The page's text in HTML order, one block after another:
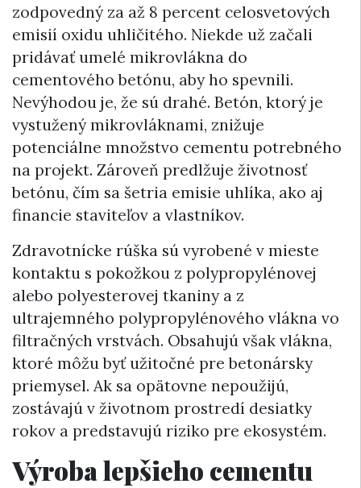
zodpovedný za až 8 percent celosvetových
emisií oxidu uhličitého. Niekde už začali
pridávať umelé mikrovlákna do
cementového betónu, aby ho spevnili.
Nevýhodou je, že sú drahé. Betón, ktorý je
vystužený mikrovláknami, znižuje
potenciálne množstvo cementu potrebného
na projekt. Zároveň predlžuje životnosť
betónu, čím sa šetria emisie uhlíka, ako aj
financie staviteľov a vlastníkov.
Zdravotnícke rúška sú vyrobené v mieste
kontaktu s pokožkou z polypropylénovej
alebo polyesterovej tkaniny a z
ultrajemného polypropylénového vlákna vo
filtračných vrstvách. Obsahujú však vlákna,
ktoré môžu byť užitočné pre betonársky
priemysel. Ak sa opätovne nepoužijú,
zostávajú v životnom prostredí desiatky
rokov a predstavujú riziko pre ekosystém.
Výroba lepšieho cementu